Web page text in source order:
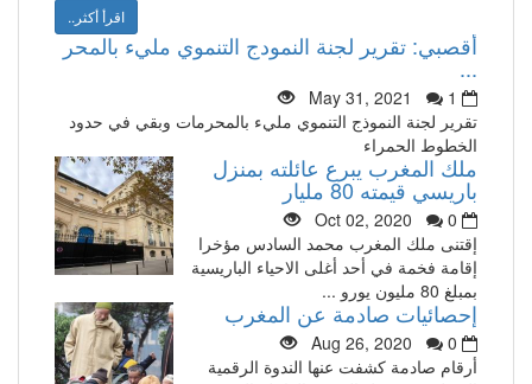
اقرأ أكثر..
أقصبي: تقرير لجنة النمودج التنموي مليء بالمحر
May 31, 2021
1
تقرير لجنة النموذج التنموي مليء بالمحرمات وبقي في حدود
الخطوط الحمراء
ملك المغرب يبرع عائلته بمنزل
باريسي قيمته 80 مليار
Oct 02, 2020
0
إقتنى ملك المغرب محمد السادس مؤخرا
إقامة فخمة في أحد أغلى الاحياء الباريسية
بمبلغ 80 مليون يورو ...
إحصائيات صادمة عن المغرب
Aug 26, 2020
0
أرقام صادمة كشفت عنها الندوة الرقمية